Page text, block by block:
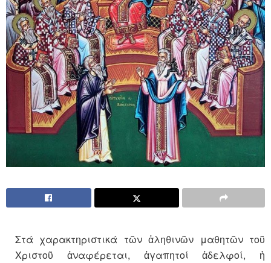
Στά χαρακτηριστικά τῶν ἀληθινῶν μαθητῶν τοῦ
Χριστοῦ ἀναφέρεται, ἀγαπητοί ἀδελφοί, ἡ